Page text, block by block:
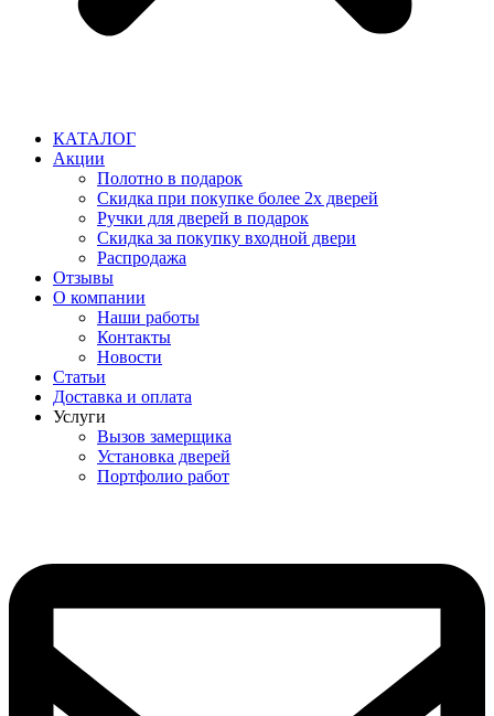
КАТАЛОГ
Акции
Полотно в подарок
Скидка при покупке более 2х дверей
Ручки для дверей в подарок
Скидка за покупку входной двери
Распродажа
Отзывы
О компании
Наши работы
Контакты
Новости
Статьи
Доставка и оплата
Услуги
Вызов замерщика
Установка дверей
Портфолио работ